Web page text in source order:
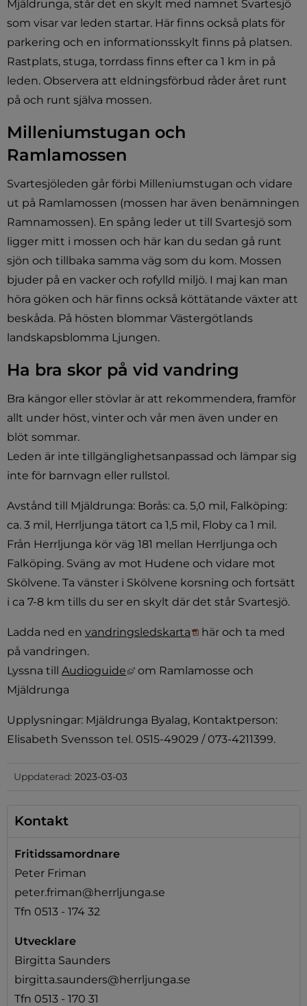
Mjäldrunga, står det en skylt med namnet Svartesjö
som visar var leden startar. Här finns också plats för
parkering och en informationsskylt finns på platsen.
Rastplats, stuga, torrdass finns efter ca 1 km in på
leden. Observera att eldningsförbud råder året runt
på och runt själva mossen.
Milleniumstugan och
Ramlamossen
Svartesjöleden går förbi Milleniumstugan och vidare
ut på Ramlamossen (mossen har även benämningen
Ramnamossen). En spång leder ut till Svartesjö som
ligger mitt i mossen och här kan du sedan gå runt
sjön och tillbaka samma väg som du kom. Mossen
bjuder på en vacker och rofylld miljö. I maj kan man
höra göken och här finns också köttätande växter att
beskåda. På hösten blommar Västergötlands
landskapsblomma Ljungen.
Ha bra skor på vid vandring
Bra kängor eller stövlar är att rekommendera, framför
allt under höst, vinter och vår men även under en
blöt sommar.
Leden är inte tillgänglighetsanpassad och lämpar sig
inte för barnvagn eller rullstol.
Avstånd till Mjäldrunga: Borås: ca. 5,0 mil, Falköping:
ca. 3 mil, Herrljunga tätort ca 1,5 mil, Floby ca 1 mil.
Från Herrljunga kör väg 181 mellan Herrljunga och
Falköping. Sväng av mot Hudene och vidare mot
Skölvene. Ta vänster i Skölvene korsning och fortsätt
i ca 7-8 km tills du ser en skylt där det står Svartesjö.
Ladda ned en vandringsledskarta Pdf, 654.4 kB,
här och ta med
på vandringen.
Lyssna till Audioguide Länk till annan webbplats,
om Ramlamosse och
Mjäldrunga
Upplysningar: Mjäldrunga Byalag, Kontaktperson:
Elisabeth Svensson tel. 0515-49029 / 073-4211399.
Uppdaterad: 2023-03-03
Kontakt
Fritidssamordnare
Peter Friman
peter.friman@herrljunga.se
Tfn 0513 - 174 32
Utvecklare
Birgitta Saunders
birgitta.saunders@herrljunga.se
Tfn 0513 - 170 31